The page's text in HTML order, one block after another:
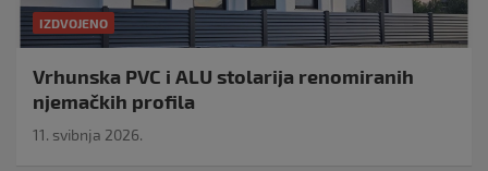
IZDVOJENO
Vrhunska PVC i ALU stolarija renomiranih
njemačkih profila
11. svibnja 2026.